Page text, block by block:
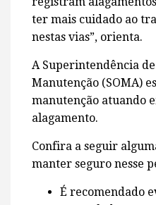
ter mais cuidado ao
nestas vias”, orienta.
A Superintendência
Manutenção (SOMA)
manutenção atuando
alagamento.
Confira a seguir
manter seguro nesse
É recomendado